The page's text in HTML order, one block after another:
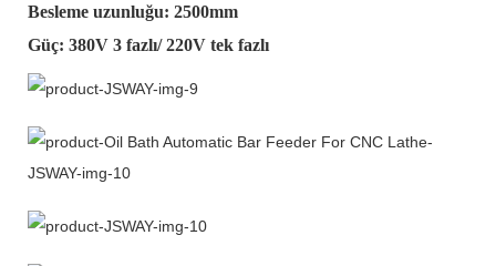
Besleme uzunluğu: 2500mm
Güç: 380V 3 fazlı/ 220V tek fazlı